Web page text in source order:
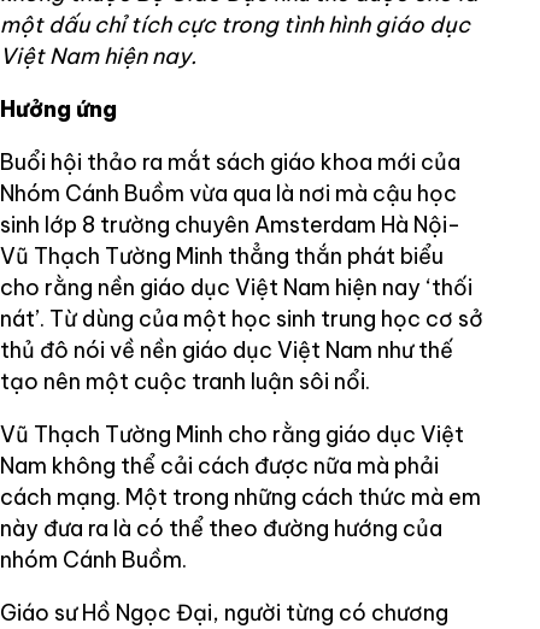
một dấu chỉ tích cực trong tình hình giáo dục
Việt Nam hiện nay.
Hưởng ứng
Buổi hội thảo ra mắt sách giáo khoa mới của
Nhóm Cánh Buồm vừa qua là nơi mà cậu học
sinh lớp 8 trường chuyên Amsterdam Hà Nội-
Vũ Thạch Tường Minh thẳng thắn phát biểu
cho rằng nền giáo dục Việt Nam hiện nay ‘thối
nát’. Từ dùng của một học sinh trung học cơ sở
thủ đô nói về nền giáo dục Việt Nam như thế
tạo nên một cuộc tranh luận sôi nổi.
Vũ Thạch Tường Minh cho rằng giáo dục Việt
Nam không thể cải cách được nữa mà phải
cách mạng. Một trong những cách thức mà em
này đưa ra là có thể theo đường hướng của
nhóm Cánh Buồm.
Giáo sư Hồ Ngọc Đại, người từng có chương